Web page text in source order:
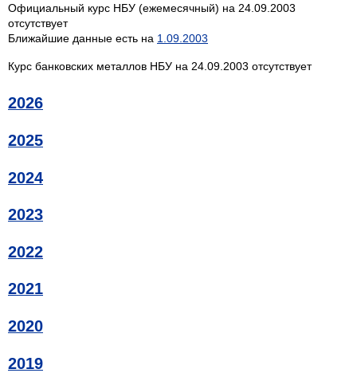
Официальный курс НБУ (ежемесячный) на 24.09.2003
отсутствует
Ближайшие данные есть на 1.09.2003
Курс банковских металлов НБУ на 24.09.2003 отсутствует
2026
2025
2024
2023
2022
2021
2020
2019